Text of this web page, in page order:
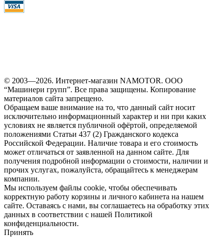
© 2003—2026. Интернет-магазин NAMOTOR. ООО
“Машинери групп”. Все права защищены. Копирование
материалов сайта запрещено.
Обращаем ваше внимание на то, что данный сайт носит
исключительно информационный характер и ни при каких
условиях не является публичной офёртой, определяемой
положениями Статьи 437 (2) Гражданского кодекса
Российской Федерации. Наличие товара и его стоимость
может отличаться от заявленной на данном сайте. Для
получения подробной информации о стоимости, наличии и
прочих услугах, пожалуйста, обращайтесь к менеджерам
компании.
Мы используем файлы cookie, чтобы обеспечивать
корректную работу корзины и личного кабинета на нашем
сайте. Оставаясь с нами, вы соглашаетесь на обработку этих
данных в соответствии с нашей Политикой
конфиденциальности.
Принять